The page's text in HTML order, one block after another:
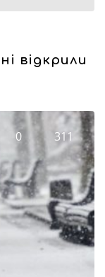
відкрили
0 311